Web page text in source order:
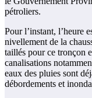
pétroliers.
Pour l’instant, l’heure
nivellement de la
taillés pour ce tronçon
canalisations
eaux des pluies sont
débordements et